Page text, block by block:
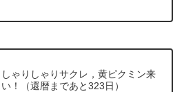
しゃりしゃりサクレ，黄ピクミン来
い！（還暦まであと323日）